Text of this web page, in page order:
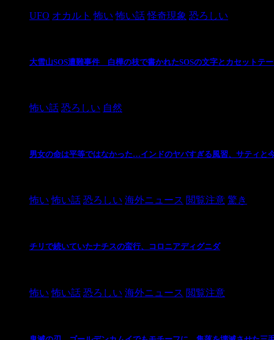
UFO オカルト 怖い 怖い話 怪奇現象 恐ろしい
大雪山SOS遭難事件 白樺の枝で書かれたSOSの文字とカセットテ
怖い話 恐ろしい 自然
男女の命は平等ではなかった…インドのヤバすぎる風習、サティと
怖い 怖い話 恐ろしい 海外ニュース 閲覧注意 驚き
チリで続いていたナチスの蛮行、コロニアディグニダ
怖い 怖い話 恐ろしい 海外ニュース 閲覧注意